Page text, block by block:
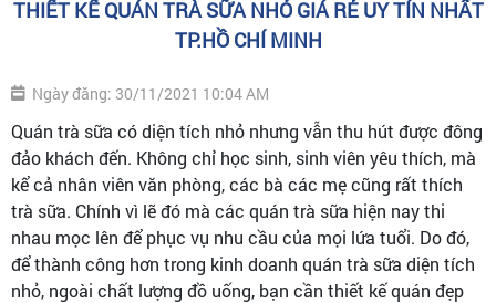
THIẾT KẾ QUÁN TRÀ SỮA NHỎ GIÁ RẺ UY TÍN NHẤT
TP.HỒ CHÍ MINH
Ngày đăng: 30/11/2021 10:04 AM
Quán trà sữa có diện tích nhỏ nhưng vẫn thu hút được đông
đảo khách đến. Không chỉ học sinh, sinh viên yêu thích, mà
kể cả nhân viên văn phòng, các bà các mẹ cũng rất thích
trà sữa. Chính vì lẽ đó mà các quán trà sữa hiện nay thi
nhau mọc lên để phục vụ nhu cầu của mọi lứa tuổi. Do đó,
để thành công hơn trong kinh doanh quán trà sữa diện tích
nhỏ, ngoài chất lượng đồ uống, bạn cần thiết kế quán đẹp